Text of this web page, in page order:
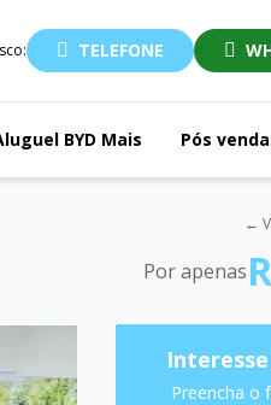
TELEFONE
BYD Mais Pós
←
Por apenas
Preencha o